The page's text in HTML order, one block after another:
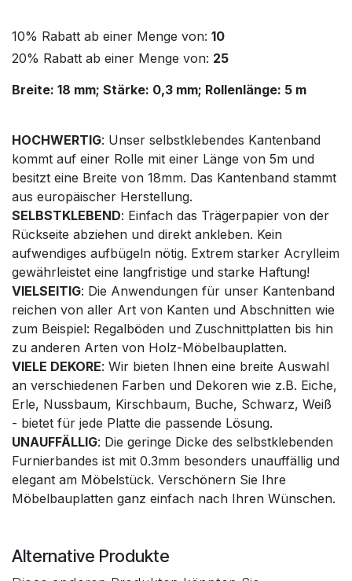
10% Rabatt ab einer Menge von: 10
20% Rabatt ab einer Menge von: 25
Breite: 18 mm; Stärke: 0,3 mm; Rollenlänge: 5 m
HOCHWERTIG: Unser selbstklebendes Kantenband
kommt auf einer Rolle mit einer Länge von 5m und
besitzt eine Breite von 18mm. Das Kantenband stammt
aus europäischer Herstellung.
SELBSTKLEBEND: Einfach das Trägerpapier von der
Rückseite abziehen und direkt ankleben. Kein
aufwendiges aufbügeln nötig. Extrem starker Acrylleim
gewährleistet eine langfristige und starke Haftung!
VIELSEITIG: Die Anwendungen für unser Kantenband
reichen von aller Art von Kanten und Abschnitten wie
zum Beispiel: Regalböden und Zuschnittplatten bis hin
zu anderen Arten von Holz-Möbelbauplatten.
VIELE DEKORE: Wir bieten Ihnen eine breite Auswahl
an verschiedenen Farben und Dekoren wie z.B. Eiche,
Erle, Nussbaum, Kirschbaum, Buche, Schwarz, Weiß
- bietet für jede Platte die passende Lösung.
UNAUFFÄLLIG: Die geringe Dicke des selbstklebenden
Furnierbandes ist mit 0.3mm besonders unauffällig und
elegant am Möbelstück. Verschönern Sie Ihre
Möbelbauplatten ganz einfach nach Ihren Wünschen.
Alternative Produkte